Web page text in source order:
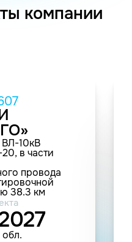
компании
ВЛ-10кВ
в части
провода
38.3 км